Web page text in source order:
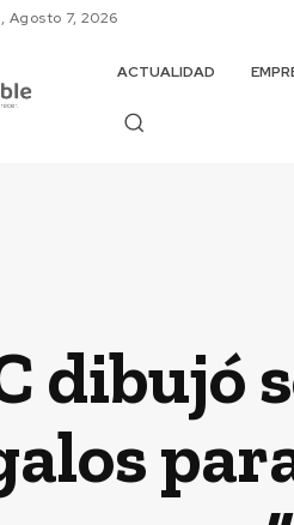
Agosto 7, 2026
ACTUALIDAD
dibujó